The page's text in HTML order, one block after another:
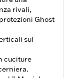
rivali,
Ghost
sul
cuciture